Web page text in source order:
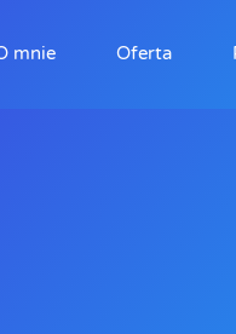
mnie Oferta